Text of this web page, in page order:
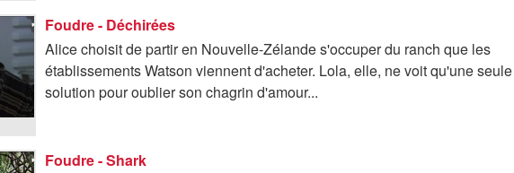
Foudre - Déchirées
Alice choisit de partir en Nouvelle-Zélande s'occuper du ranch que les
établissements Watson viennent d'acheter. Lola, elle, ne voit qu'une seule
solution pour oublier son chagrin d'amour...
Foudre - Shark